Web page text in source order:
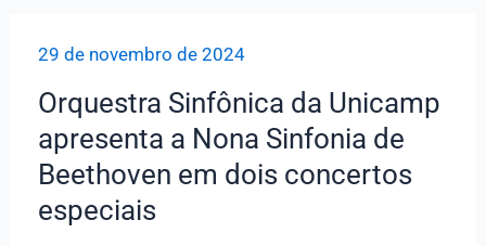
Indaiatuba
dia
21
de
julho
29 de novembro de 2024
Orquestra Sinfônica da Unicamp
apresenta a Nona Sinfonia de
Beethoven em dois concertos
especiais